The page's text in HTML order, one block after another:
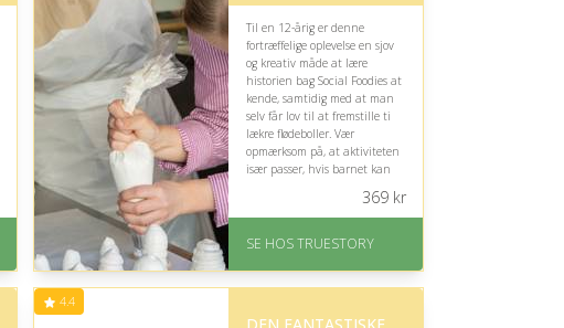
Til en 12-årig er denne
fortræffelige oplevelse en sjov
og kreativ måde at lære
historien bag Social Foodies at
kende, samtidig med at man
selv får lov til at fremstille ti
lækre flødeboller. Vær
opmærksom på, at aktiviteten
især passer, hvis barnet kan
På lager
Levering: 1-2 dages
369kr
SE HOS TRUESTORY
4.4